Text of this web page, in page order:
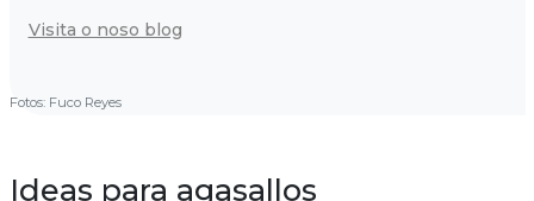
Visita o noso blog
Fotos: Fuco Reyes
Ideas para agasallos